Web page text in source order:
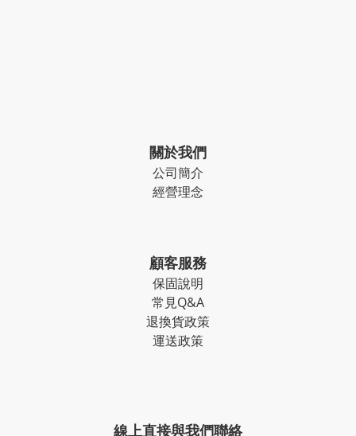
關於我們
公司簡介
經營理念
顧客服務
保固說明
常見Q&A
退換貨政策
運送政策
線上直接與我們聯絡